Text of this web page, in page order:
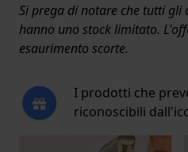
Si prega di notare che tutti gli
hanno uno stock limitato.
esaurimento scorte.
I prodotti che
riconoscibili